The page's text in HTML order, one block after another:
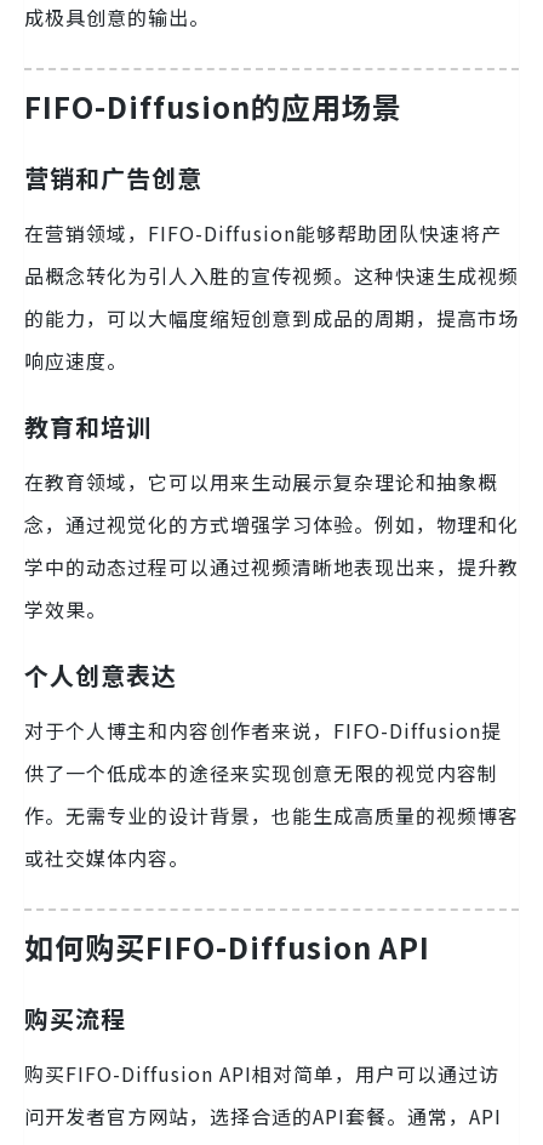
成极具创意的输出。
FIFO-Diffusion的应用场景
营销和广告创意
在营销领域，FIFO-Diffusion能够帮助团队快速将产
品概念转化为引人入胜的宣传视频。这种快速生成视频
的能力，可以大幅度缩短创意到成品的周期，提高市场
响应速度。
教育和培训
在教育领域，它可以用来生动展示复杂理论和抽象概
念，通过视觉化的方式增强学习体验。例如，物理和化
学中的动态过程可以通过视频清晰地表现出来，提升教
学效果。
个人创意表达
对于个人博主和内容创作者来说，FIFO-Diffusion提
供了一个低成本的途径来实现创意无限的视觉内容制
作。无需专业的设计背景，也能生成高质量的视频博客
或社交媒体内容。
如何购买FIFO-Diffusion API
购买流程
购买FIFO-Diffusion API相对简单，用户可以通过访
问开发者官方网站，选择合适的API套餐。通常，API